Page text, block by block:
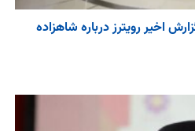
اخیر رویترز درباره شاهزاده